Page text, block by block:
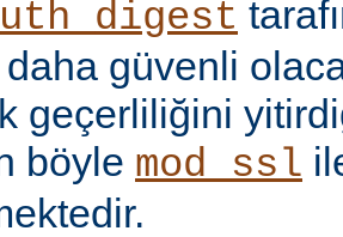
güvenli
geçerliliğini
böyle mod_ssl